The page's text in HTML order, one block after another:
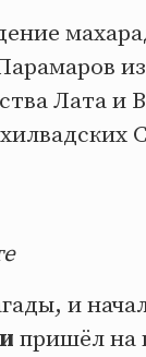
Лата и
и
пришёл на